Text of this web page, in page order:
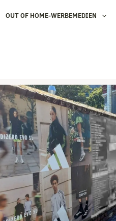
OUT OF HOME-WERBEMEDIEN